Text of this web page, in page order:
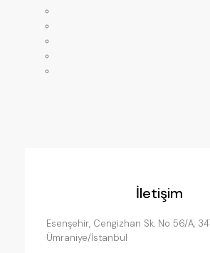
İletişim
Esenşehir, Cengizhan Sk. No 56/A,
Ümraniye/İstanbul